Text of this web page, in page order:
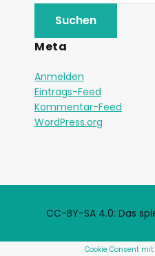
Meta
Anmelden
Eintrags-Feed
Kommentar-Feed
WordPress.org
CC-BY-SA 4.0: Das
Cookie Consent